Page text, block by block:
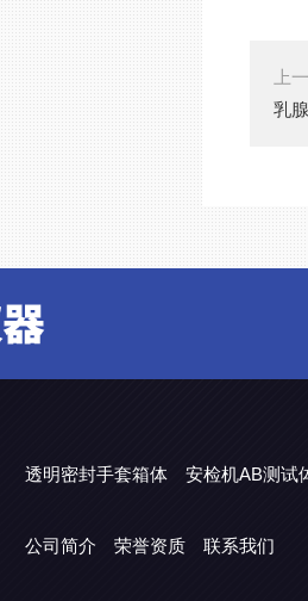
上
乳
透明密封手套箱体 安检机AB测试
公司简介 荣誉资质 联系我们